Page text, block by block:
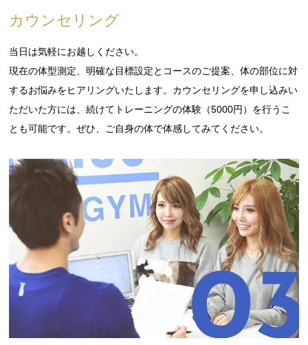
カウンセリング
当日は気軽にお越しください。
現在の体型測定、明確な目標設定とコースのご提案、体の部位に対
するお悩みをヒアリングいたします。カウンセリングを申し込みい
ただいた方には、続けてトレーニングの体験（5000円）を行うこ
とも可能です。ぜひ、ご自身の体で体感してみてください。